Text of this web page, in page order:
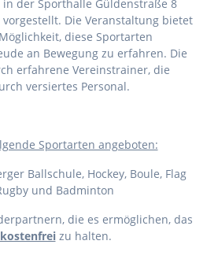
in der Sporthalle Güldenstraße 8
Die Veranstaltung bietet
diese Sportarten
an Bewegung zu erfahren. Die
erfahrene Vereinstrainer, die
versiertes Personal.
Sportarten angeboten:
Ballschule, Hockey, Boule, Flag
und Badminton
die es ermöglichen, das
zu halten.